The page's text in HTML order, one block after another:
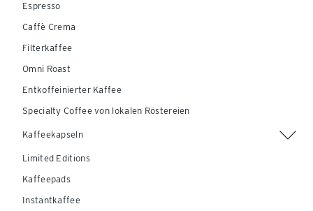
Espresso
Caffè Crema
Filterkaffee
Omni Roast
Entkoffeinierter Kaffee
Specialty Coffee von lokalen Röstereien
Kaffeekapseln
Limited Editions
Kaffeepads
Instantkaffee